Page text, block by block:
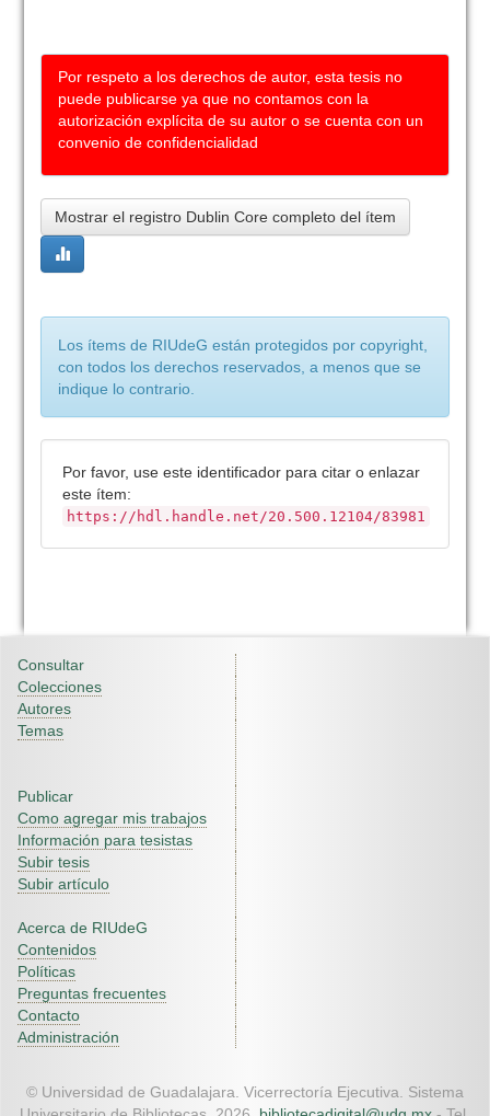
Por respeto a los derechos de autor, esta tesis no
puede publicarse ya que no contamos con la
autorización explícita de su autor o se cuenta con un
convenio de confidencialidad
Mostrar el registro Dublin Core completo del ítem
Los ítems de RIUdeG están protegidos por copyright,
con todos los derechos reservados, a menos que se
indique lo contrario.
Por favor, use este identificador para citar o enlazar
este ítem:
https://hdl.handle.net/20.500.12104/83981
Consultar
Colecciones
Autores
Temas
Publicar
Como agregar mis trabajos
Información para tesistas
Subir tesis
Subir artículo
Acerca de RIUdeG
Contenidos
Políticas
Preguntas frecuentes
Contacto
Administración
© Universidad de Guadalajara. Vicerrectoría Ejecutiva. Sistema